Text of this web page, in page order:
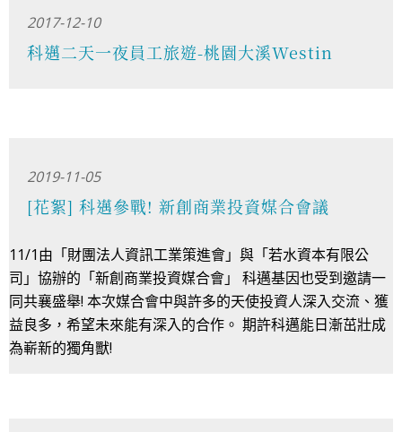
2017-12-10
科邁二天一夜員工旅遊-桃園大溪Westin
2019-11-05
[花絮] 科邁參戰! 新創商業投資媒合會議
11/1由「財團法人資訊工業策進會」與「若水資本有限公
司」協辦的「新創商業投資媒合會」 科邁基因也受到邀請一
同共襄盛舉! 本次媒合會中與許多的天使投資人深入交流、獲
益良多，希望未來能有深入的合作。 期許科邁能日漸茁壯成
為嶄新的獨角獸!